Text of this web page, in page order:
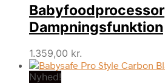
Babyfoodprocessor
Dampningsfunktion
1.359,00 kr.
Nyhed!